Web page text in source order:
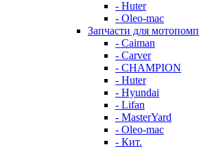
- Huter
- Oleo-mac
Запчасти для мотопомп
- Caiman
- Carver
- CHAMPION
- Huter
- Hyundai
- Lifan
- MasterYard
- Oleo-mac
- Кит.